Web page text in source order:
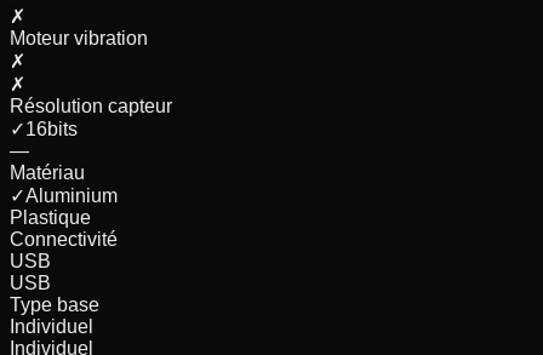
✗
Moteur vibration
✗
✗
Résolution capteur
✓16bits
—
Matériau
✓Aluminium
Plastique
Connectivité
USB
USB
Type base
Individuel
Individuel